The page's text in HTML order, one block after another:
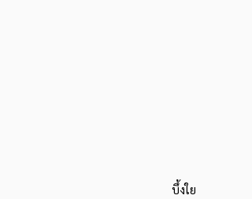
			บึ้งใย